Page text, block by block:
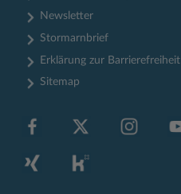
Newsletter
Stormarnbrief
Erklärung zur Barrierefreiheit
Sitemap